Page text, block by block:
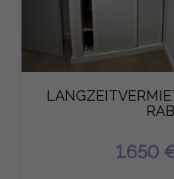
1.650